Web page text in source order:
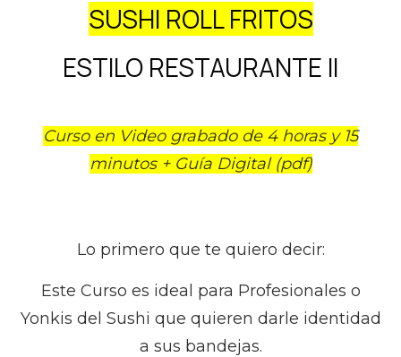
SUSHI ROLL FRITOS
ESTILO RESTAURANTE Il
Curso en Video grabado de 4 horas y 15
minutos + Guía Digital (pdf)
Lo primero que te quiero decir:
Este Curso es ideal para Profesionales o
Yonkis del Sushi que quieren darle identidad
a sus bandejas.